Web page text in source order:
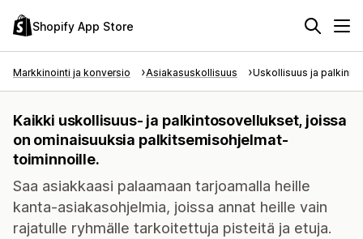
Shopify App Store
Markkinointi ja konversio Asiakasuskollisuus Uskollisuus ja
Kaikki uskollisuus- ja palkintosovellukset, joissa
on ominaisuuksia palkitsemisohjelmat-
toiminnoille.
Saa asiakkaasi palaamaan tarjoamalla heille
kanta-asiakasohjelmia, joissa annat heille vain
rajatulle ryhmälle tarkoitettuja pisteitä ja etuja.